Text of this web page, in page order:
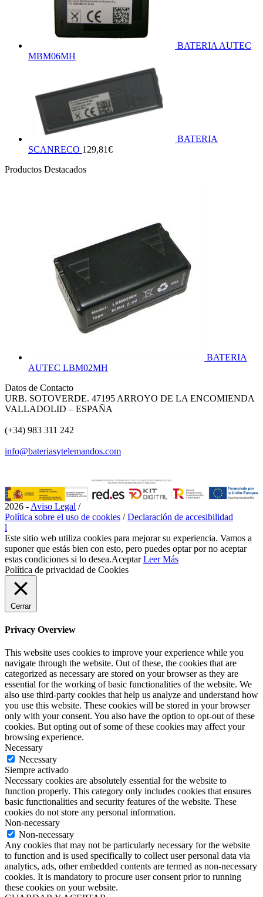
BATERIA AUTEC
MBM06MH
BATERIA
SCANRECO 129,81€
Productos Destacados
BATERIA
AUTEC LBM02MH
Datos de Contacto
URB. SOTOVERDE. 47195 ARROYO DE LA ENCOMIENDA
VALLADOLID – ESPAÑA
(+34) 983 311 242
info@bateriasytelemandos.com
2026 - Aviso Legal /
Política sobre el uso de cookies /Declaración de accesibilidad
l
Este sitio web utiliza cookies para mejorar su experiencia. Vamos a
suponer que estás bien con esto, pero puedes optar por no aceptar
estas condiciones si lo desea.Aceptar Leer Más
Política de privacidad de Cookies
Cerrar
Privacy Overview
This website uses cookies to improve your experience while you
navigate through the website. Out of these, the cookies that are
categorized as necessary are stored on your browser as they are
essential for the working of basic functionalities of the website. We
also use third-party cookies that help us analyze and understand how
you use this website. These cookies will be stored in your browser
only with your consent. You also have the option to opt-out of these
cookies. But opting out of some of these cookies may affect your
browsing experience.
Necessary
Necessary
Siempre activado
Necessary cookies are absolutely essential for the website to
function properly. This category only includes cookies that ensures
basic functionalities and security features of the website. These
cookies do not store any personal information.
Non-necessary
Non-necessary
Any cookies that may not be particularly necessary for the website
to function and is used specifically to collect user personal data via
analytics, ads, other embedded contents are termed as non-necessary
cookies. It is mandatory to procure user consent prior to running
these cookies on your website.